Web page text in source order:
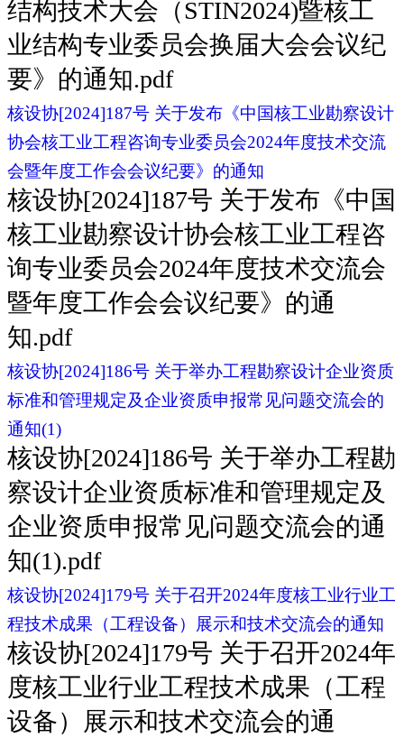
结构技术大会（STIN2024)暨核工
业结构专业委员会换届大会会议纪
要》的通知.pdf
核设协[2024]187号 关于发布《中国核工业勘察设计
协会核工业工程咨询专业委员会2024年度技术交流
会暨年度工作会会议纪要》的通知
核设协[2024]187号 关于发布《中国
核工业勘察设计协会核工业工程咨
询专业委员会2024年度技术交流会
暨年度工作会会议纪要》的通
知.pdf
核设协[2024]186号 关于举办工程勘察设计企业资质
标准和管理规定及企业资质申报常见问题交流会的
通知(1)
核设协[2024]186号 关于举办工程勘
察设计企业资质标准和管理规定及
企业资质申报常见问题交流会的通
知(1).pdf
核设协[2024]179号 关于召开2024年度核工业行业工
程技术成果（工程设备）展示和技术交流会的通知
核设协[2024]179号 关于召开2024年
度核工业行业工程技术成果（工程
设备）展示和技术交流会的通